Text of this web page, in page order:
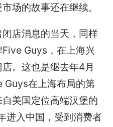
场的故事还在继续。
店消息的当天，同样
Guys，在上海兴
。这也是继去年4月
Guys在上海布局的第
美国定位高端汉堡的
进入中国，受到消费者